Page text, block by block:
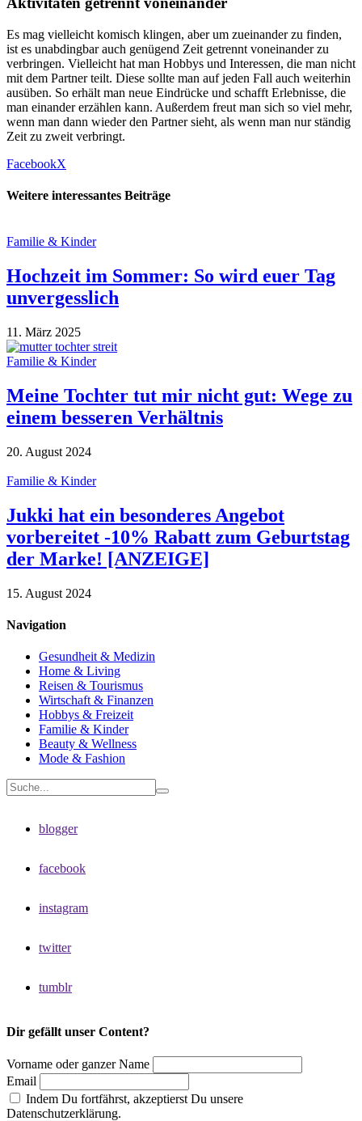
Es mag vielleicht komisch klingen, aber um zueinander zu finden,
ist es unabdingbar auch genügend Zeit getrennt voneinander zu
verbringen. Vielleicht hat man Hobbys und Interessen, die man nicht
mit dem Partner teilt. Diese sollte man auf jeden Fall auch weiterhin
ausüben. So erhält man neue Eindrücke und schafft Erlebnisse, die
man einander erzählen kann. Außerdem freut man sich so viel mehr,
wenn man dann wieder den Partner sieht, als wenn man nur ständig
Zeit zu zweit verbringt.
FacebookX
Weitere interessantes Beiträge
Familie & Kinder
Hochzeit im Sommer: So wird euer Tag
unvergesslich
11. März 2025
Familie & Kinder
Meine Tochter tut mir nicht gut: Wege zu
einem besseren Verhältnis
20. August 2024
Familie & Kinder
Jukki hat ein besonderes Angebot
vorbereitet -10% Rabatt zum Geburtstag
der Marke! [ANZEIGE]
15. August 2024
Navigation
Gesundheit & Medizin
Home & Living
Reisen & Tourismus
Wirtschaft & Finanzen
Hobbys & Freizeit
Familie & Kinder
Beauty & Wellness
Mode & Fashion
blogger
facebook
instagram
twitter
tumblr
Dir gefällt unser Content?
Vorname oder ganzer Name
Email
Indem Du fortfährst, akzeptierst Du unsere
Datenschutzerklärung.